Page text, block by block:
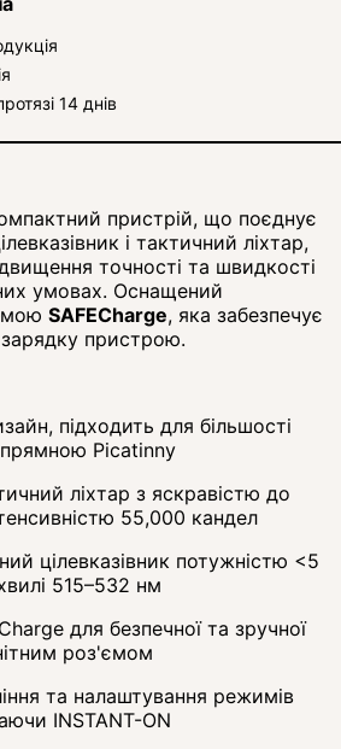
14 днів
пристрій, що поєднує
і тактичний ліхтар,
точності та швидкості
умовах. Оснащений
SAFECharge, яка забезпечує
пристрою.
підходить для більшості
Picatinny
ліхтар з яскравістю до
55,000 кандел
цілевказівник потужністю <5
515–532 нм
для безпечної та зручної
роз'ємом
та налаштування режимів
INSTANT-ON